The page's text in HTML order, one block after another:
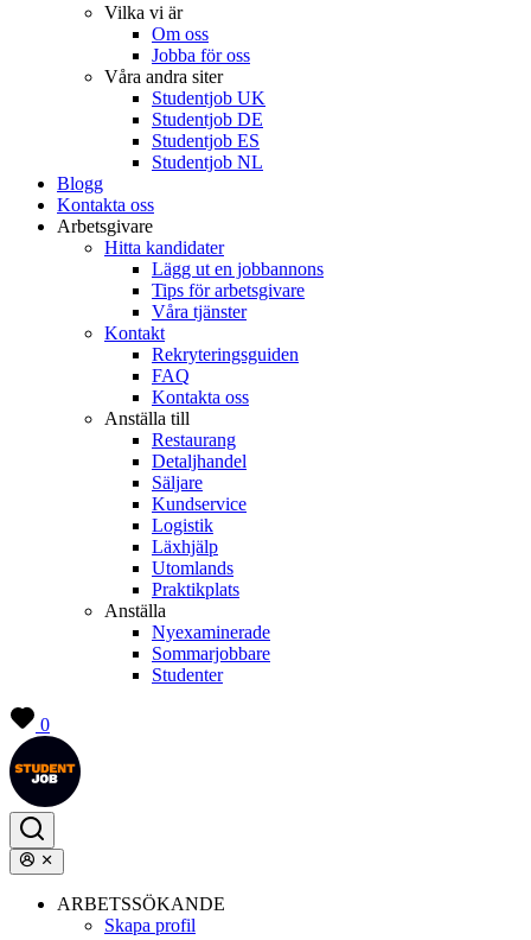
Vilka vi är
Om oss
Jobba för oss
Våra andra siter
Studentjob UK
Studentjob DE
Studentjob ES
Studentjob NL
Blogg
Kontakta oss
Arbetsgivare
Hitta kandidater
Lägg ut en jobbannons
Tips för arbetsgivare
Våra tjänster
Kontakt
Rekryteringsguiden
FAQ
Kontakta oss
Anställa till
Restaurang
Detaljhandel
Säljare
Kundservice
Logistik
Läxhjälp
Utomlands
Praktikplats
Anställa
Nyexaminerade
Sommarjobbare
Studenter
0
ARBETSSÖKANDE
Skapa profil